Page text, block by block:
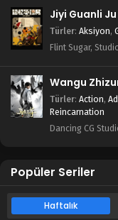
Jiyi Guanli
Türler: Aksiyon,
Flint Sugar,
Wangu
Türler: Action,
Reincarnation
Dancing CG
Popüler Seriler
Haftalık